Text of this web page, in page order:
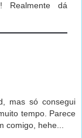
Realmente dá
mas só consegui
tempo. Parece
comigo, hehe...